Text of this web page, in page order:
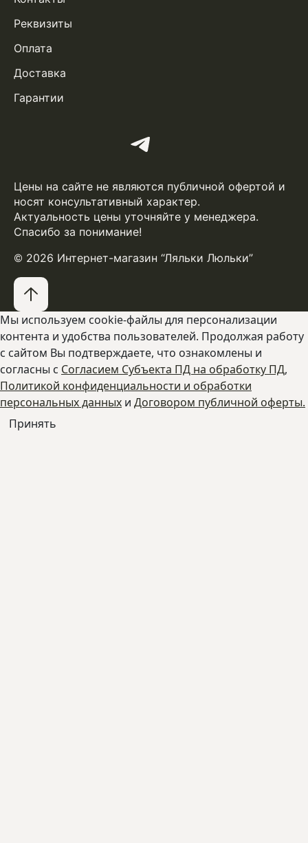
Реквизиты
Оплата
Доставка
Гарантии
Цены на сайте не являются публичной офертой и
носят консультативный характер.
Актуальность цены уточняйте у менеджера.
Спасибо за понимание!
© 2026 Интернет-магазин “Ляльки Люльки”
Мы используем cookie-файлы для персонализации
контента и удобства пользователей. Продолжая работу
с сайтом Вы подтверждаете, что ознакомлены и
согласны с Согласием Субъекта ПД на обработку ПД,
Политикой конфиденциальности и обработки
персональных данных и Договором публичной оферты.
Принять